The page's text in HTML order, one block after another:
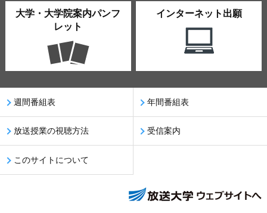
大学・大学院案内パンフ
レット
インターネット出願
週間番組表 年間番組表
放送授業の視聴方法 受信案内
このサイトについて